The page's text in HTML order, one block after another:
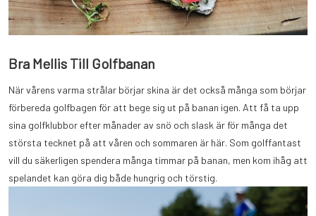
Bra Mellis Till Golfbanan
När vårens varma strålar börjar skina är det också många som börjar
förbereda golfbagen för att bege sig ut på banan igen. Att få ta upp
sina golfklubbor efter månader av snö och slask är för många det
största tecknet på att våren och sommaren är här. Som golffantast
vill du säkerligen spendera många timmar på banan, men kom ihåg att
spelandet kan göra dig både hungrig och törstig.